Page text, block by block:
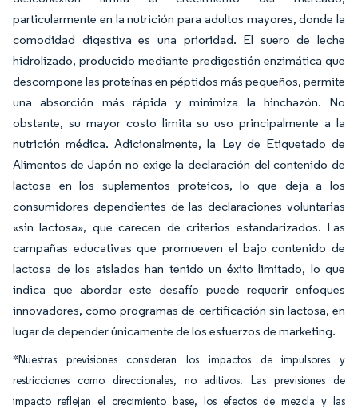
particularmente en la nutrición para adultos mayores, donde la
comodidad digestiva es una prioridad. El suero de leche
hidrolizado, producido mediante predigestión enzimática que
descompone las proteínas en péptidos más pequeños, permite
una absorción más rápida y minimiza la hinchazón. No
obstante, su mayor costo limita su uso principalmente a la
nutrición médica. Adicionalmente, la Ley de Etiquetado de
Alimentos de Japón no exige la declaración del contenido de
lactosa en los suplementos proteicos, lo que deja a los
consumidores dependientes de las declaraciones voluntarias
«sin lactosa», que carecen de criterios estandarizados. Las
campañas educativas que promueven el bajo contenido de
lactosa de los aislados han tenido un éxito limitado, lo que
indica que abordar este desafío puede requerir enfoques
innovadores, como programas de certificación sin lactosa, en
lugar de depender únicamente de los esfuerzos de marketing.
*Nuestras previsiones consideran los impactos de impulsores y
restricciones como direccionales, no aditivos. Las previsiones de
impacto reflejan el crecimiento base, los efectos de mezcla y las